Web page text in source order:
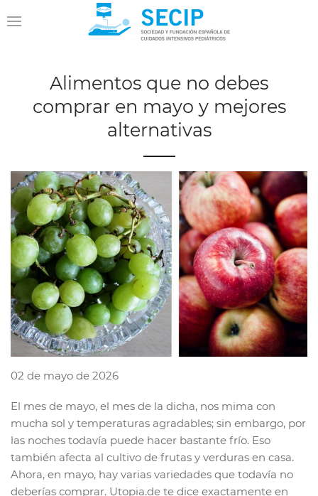
Alimentos que no debes
comprar en mayo y mejores
alternativas
02 de mayo de 2026
El mes de mayo, el mes de la dicha, nos mima con
mucha sol y temperaturas agradables; sin embargo, por
las noches todavía puede hacer bastante frío. Eso
también afecta al cultivo de frutas y verduras en casa.
Ahora, en mayo, hay varias variedades que todavía no
deberías comprar. Utopia.de te dice exactamente en